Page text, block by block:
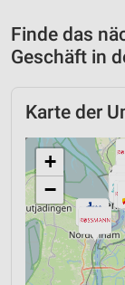
Finde das
Geschäft in
Karte der
+
−